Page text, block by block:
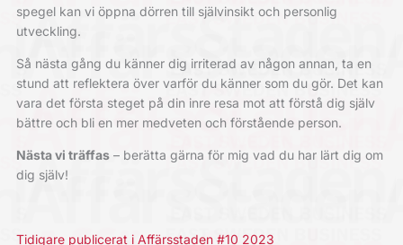
spegel kan vi öppna dörren till självinsikt och personlig
utveckling.
Så nästa gång du känner dig irriterad av någon annan, ta en
stund att reflektera över varför du känner som du gör. Det kan
vara det första steget på din inre resa mot att förstå dig själv
bättre och bli en mer medveten och förstående person.
Nästa vi träffas– berätta gärna för mig vad du har lärt dig om
dig själv!
Tidigare publicerat i Affärsstaden #10 2023